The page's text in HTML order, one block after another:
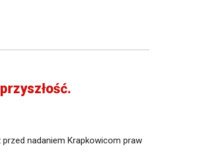
przed nadaniem Krapkowicom praw